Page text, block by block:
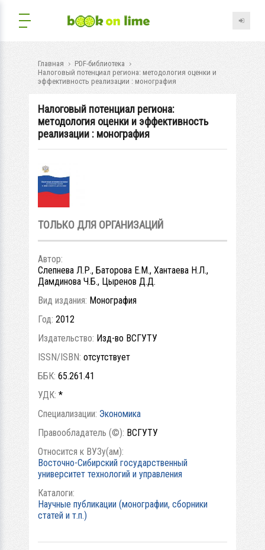
Главная
PDF-библиотека
Налоговый потенциал региона: методология оценки и
эффективность реализации : монография
Налоговый потенциал региона:
методология оценки и эффективность
реализации : монография
ТОЛЬКО ДЛЯ ОРГАНИЗАЦИЙ
Автор:
Слепнева Л.Р., Баторова Е.М., Хантаева Н.Л.,
Дамдинова Ч.Б., Цыренов Д.Д.
Вид издания: Монография
Год: 2012
Издательство: Изд-во ВСГУТУ
ISSN/ISBN: отсутствует
ББК: 65.261.41
УДК: *
Специализации: Экономика
Правообладатель (©): ВСГУТУ
Относится к ВУЗу(ам):
Восточно-Сибирский государственный
университет технологий и управления
Каталоги:
Научные публикации (монографии, сборники
статей и т.п.)